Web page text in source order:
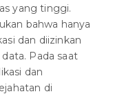
yang tinggi.
bahwa hanya
dan diizinkan
Pada saat
dan
di